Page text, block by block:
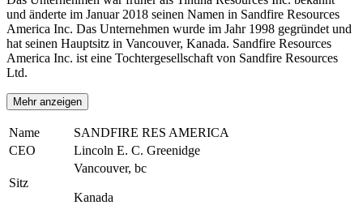
und änderte im Januar 2018 seinen Namen in Sandfire Resources
America Inc. Das Unternehmen wurde im Jahr 1998 gegründet und
hat seinen Hauptsitz in Vancouver, Kanada. Sandfire Resources
America Inc. ist eine Tochtergesellschaft von Sandfire Resources
Ltd.
Mehr anzeigen
Name
SANDFIRE RES AMERICA
CEO
Lincoln E. C. Greenidge
Sitz
Vancouver, bc
Kanada